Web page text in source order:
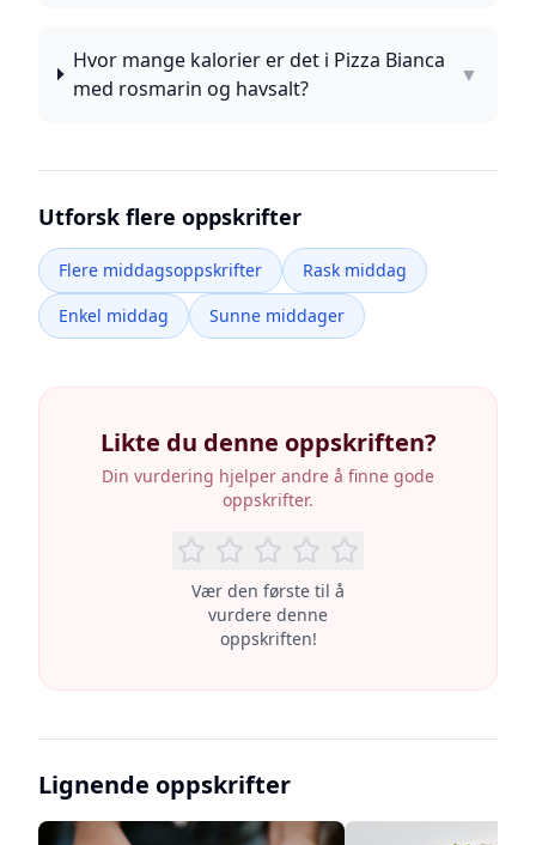
Hvor mange kalorier er det i Pizza Bianca
med rosmarin og havsalt?
▼
Utforsk flere oppskrifter
Flere middagsoppskrifter
Rask middag
Enkel middag
Sunne middager
Likte du denne oppskriften?
Din vurdering hjelper andre å finne gode
oppskrifter.
Vær den første til å
vurdere denne
oppskriften!
Lignende oppskrifter